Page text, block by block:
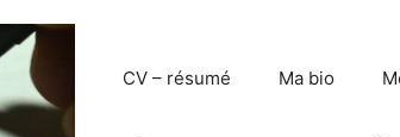
CV – résumé Ma bio